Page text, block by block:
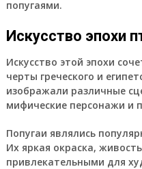
попугаями.
Искусство эпохи
Искусство этой эпохи
черты греческого и
изображали различные
мифические персонажи и
Попугаи являлись
Их яркая окраска,
привлекательными для